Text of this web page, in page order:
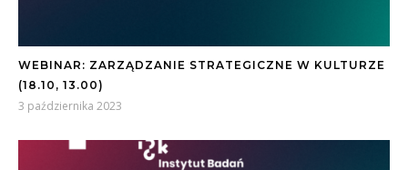
WEBINAR: ZARZĄDZANIE STRATEGICZNE W KULTURZE
(18.10, 13.00)
3 października 2023